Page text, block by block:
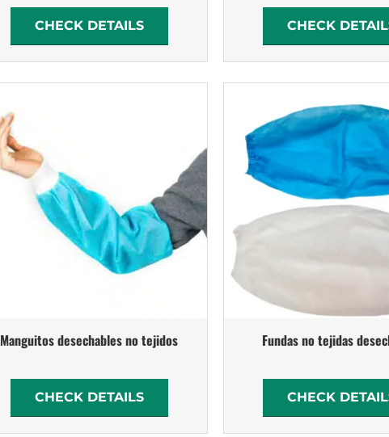
CHECK DETAILS CHECK
Manguitos desechables no tejidos
CHECK DETAILS
Fundas no tejidas
CHECK